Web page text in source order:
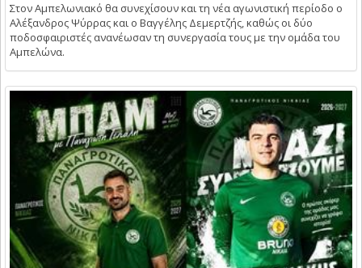
Στον Αμπελωνιακό θα συνεχίσουν και τη νέα αγωνιστική περίοδο ο
Αλέξανδρος Ψύρρας και ο Βαγγέλης Δεμερτζής, καθώς οι δύο
ποδοσφαιριστές ανανέωσαν τη συνεργασία τους με την ομάδα του
Αμπελώνα.